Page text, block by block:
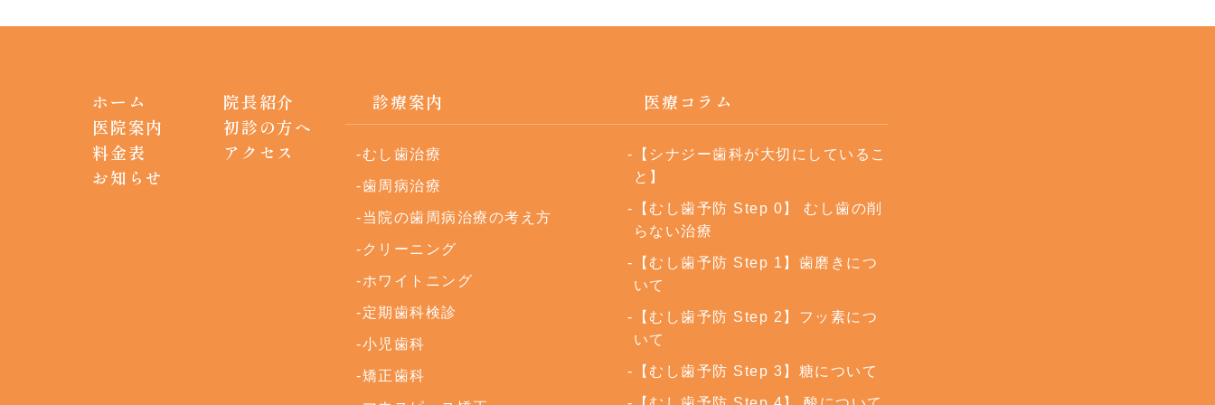
ホーム
院長紹介
医院案内
初診の方へ
料金表
アクセス
お知らせ
診療案内
むし歯治療
歯周病治療
当院の歯周病治療の考え方
クリーニング
ホワイトニング
定期歯科検診
小児歯科
矯正歯科
医療コラム
【シナジー歯科が大切にしているこ
と】
【むし歯予防 Step 0】 むし歯の削
らない治療
【むし歯予防 Step 1】歯磨きにつ
いて
【むし歯予防 Step 2】フッ素につ
いて
【むし歯予防 Step 3】糖について